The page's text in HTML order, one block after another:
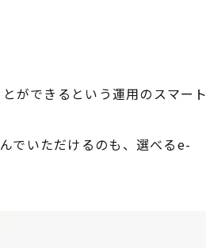
ができるという運用のスマート
でいただけるのも、選べるe-